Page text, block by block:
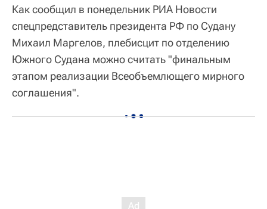
Как сообщил в понедельник РИА Новости
спецпредставитель президента РФ по Судану
Михаил Маргелов, плебисцит по отделению
Южного Судана можно считать "финальным
этапом реализации Всеобъемлющего мирного
соглашения".